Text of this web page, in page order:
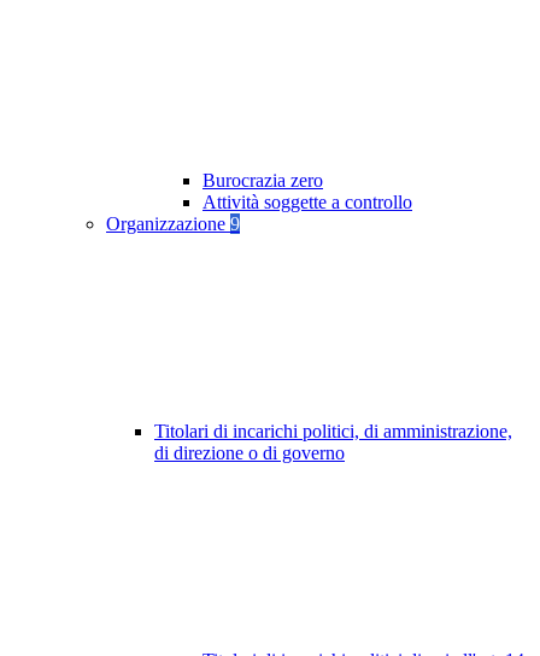
Burocrazia zero
Attività soggette a controllo
Organizzazione 9
Titolari di incarichi politici, di amministrazione,
di direzione o di governo